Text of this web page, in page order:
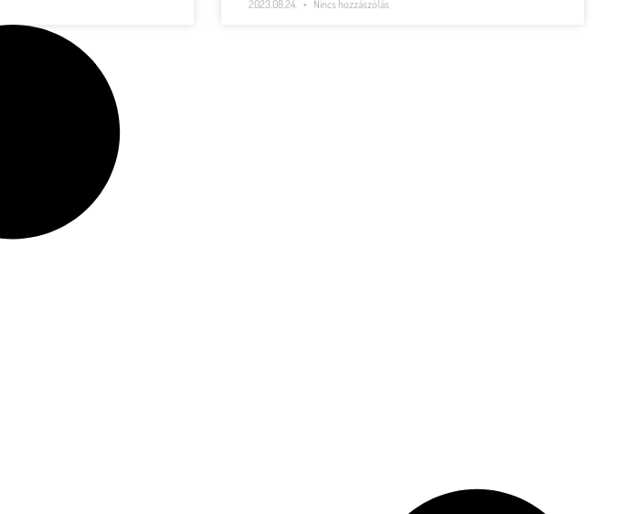
2023.08.24. Nincs hozzászólás